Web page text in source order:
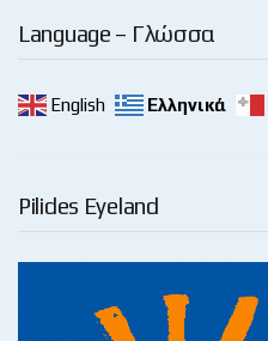
Language – Γλώσσα
English Ελληνικά
Pilides Eyeland